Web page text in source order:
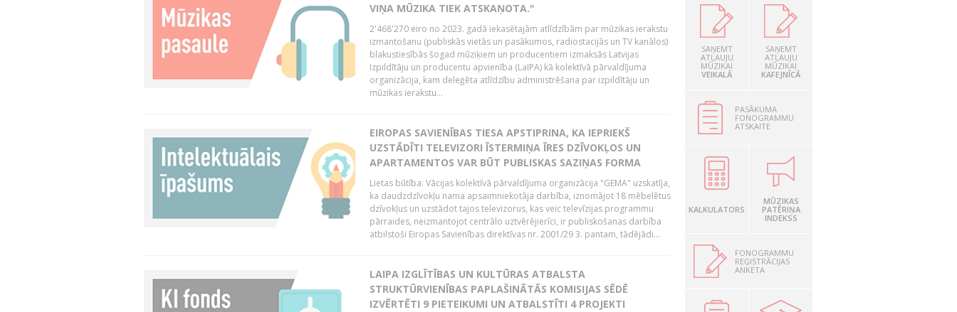
VIŅA MŪZIKA TIEK ATSKAŅOTA."
2'468'270 eiro no 2023. gadā iekasētajām atlīdzībām par mūzikas ierakstu
izmantošanu (publiskās vietās un pasākumos, radiostacijās un TV kanālos)
blakustiesībās šogad mūziķiem un producentiem izmaksās Latvijas
Izpildītāju un producentu apvienība (LaIPA) kā kolektīvā pārvaldījuma
organizācija, kam deleģēta atlīdzību administrēšana par izpildītāju un
mūzikas ierakstu...
EIROPAS SAVIENĪBAS TIESA APSTIPRINA, KA IEPRIEKŠ
UZSTĀDĪTI TELEVIZORI ĪSTERMIŅA ĪRES DZĪVOKĻOS UN
APARTAMENTOS VAR BŪT PUBLISKAS SAZIŅAS FORMA
Lietas būtība: Vācijas kolektīvā pārvaldījuma organizācija "GEMA" uzskatīja,
ka daudzdzīvokļu nama apsaimniekotāja darbība, iznomājot 18 mēbelētus
dzīvokļus un uzstādot tajos televizorus, kas veic televīzijas programmu
pārraides, neizmantojot centrālo uztvērējierīci, ir publiskošanas darbība
atbilstoši Eiropas Savienības direktīvas nr. 2001/29 3. pantam, tādējādi...
LAIPA IZGLĪTĪBAS UN KULTŪRAS ATBALSTA
STRUKTŪRVIENĪBAS PAPLAŠINĀTĀS KOMISIJAS SĒDĒ
IZVĒRTĒTI 9 PIETEIKUMI UN ATBALSTĪTI 4 PROJEKTI
SAŅEMT
ATĻAUJU
MŪZIKAI
VEIKALĀ
SAŅEMT
ATĻAUJU
MŪZIKAI
KAFEJNĪCĀ
PASĀKUMA
FONOGRAMMU
ATSKAITE
KALKULATORS
MŪZIKAS
PATĒRIŅA
INDEKSS
FONOGRAMMU
REĢISTRĀCIJAS
ANKETA